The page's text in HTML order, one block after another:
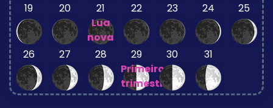
19 20
21
Lua
nova
22 23 24 25
26 27 28
29
Primeiro
trimestre
30 31